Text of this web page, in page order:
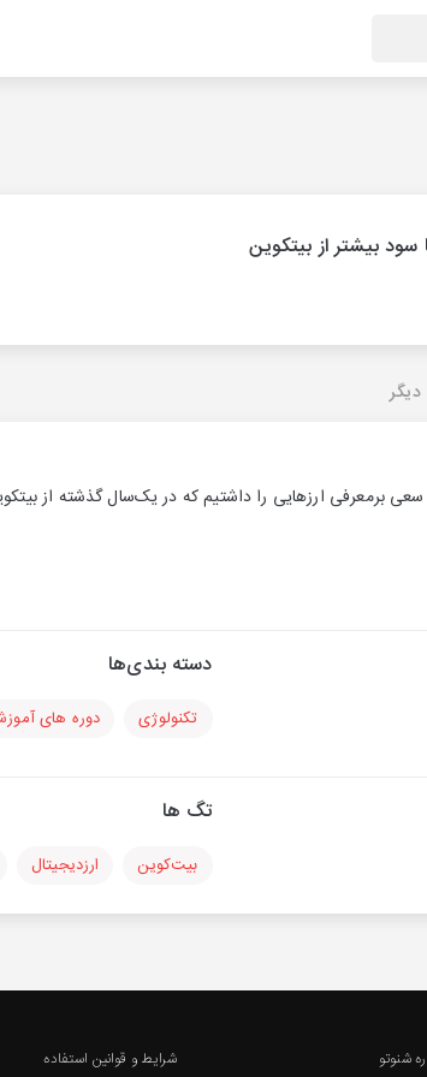
سود بیشتر از بیتکوین
بر‌معرفی ارزهایی را داشتیم که در یک‌سال گذشته از
دسته بندی‌ها
تکنولوژی دوره های
تگ ها
بیت‌کوین ارزدیجیتال
شنوتو شرایط و قوانین استفاده